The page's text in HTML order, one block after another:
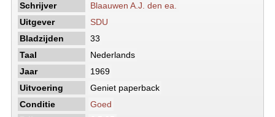
Schrijver
Blaauwen A.J. den ea.
Uitgever
SDU
Bladzijden
33
Taal
Nederlands
Jaar
1969
Uitvoering
Geniet paperback
Conditie
Goed